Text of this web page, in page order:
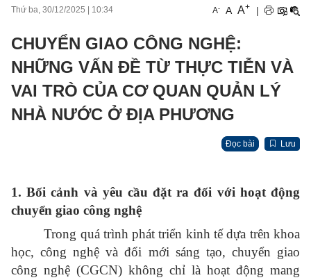
Thứ ba, 30/12/2025 10:34 A- A A+ |
CHUYỂN GIAO CÔNG NGHỆ:
NHỮNG VẤN ĐỀ TỪ THỰC TIỄN VÀ
VAI TRÒ CỦA CƠ QUAN QUẢN LÝ
NHÀ NƯỚC Ở ĐỊA PHƯƠNG
Đọc bài Lưu
1. Bối cảnh và yêu cầu đặt ra đối với hoạt động
chuyển giao công nghệ
Trong quá trình phát triển kinh tế dựa trên khoa
học, công nghệ và đổi mới sáng tạo, chuyển giao
công nghệ (CGCN) không chỉ là hoạt động mang